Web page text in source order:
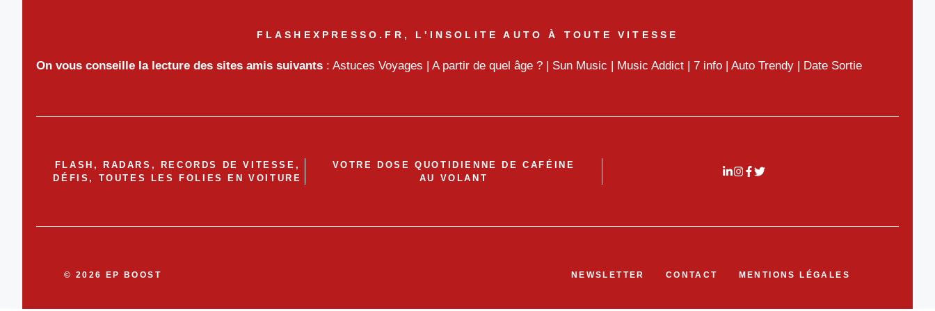
FLASHEXPRESSO.FR, L'INSOLITE AUTO À TOUTE VITESSE
On vous conseille la lecture des sites amis suivants : Astuces Voyages | A partir de quel âge ? | Sun Music | Music Addict | 7 info | Auto Trendy | Date Sortie
FLASH, RADARS, RECORDS DE VITESSE,
DÉFIS, TOUTES LES FOLIES EN VOITURE
VOTRE DOSE QUOTIDIENNE DE CAFÉINE
AU VOLANT
© 2026 EP BOOST NEWSLETTER CONTACT MENTIONS LÉGALES